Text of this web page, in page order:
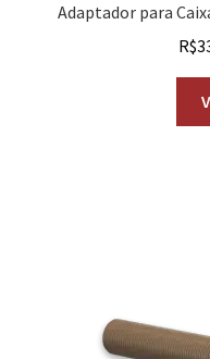
Adaptador para
R$